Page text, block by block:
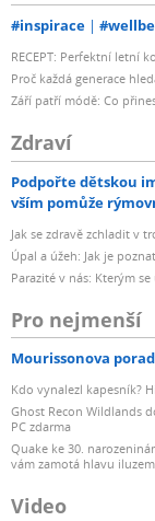
#inspirace
RECEPT: Perfektní letní
Proč každá generace
Září patří módě: Co
Zdraví
Podpořte dětskou
vším pomůže
Jak se zdravě zchladit v
Úpal a úžeh: Jak je
Parazité v nás: Kterým
Pro nejmenší
Mourissonova
Kdo vynalezl kapesník?
Ghost Recon Wildlands
PC zdarma
Quake ke 30.
vám zamotá hlavu
Video